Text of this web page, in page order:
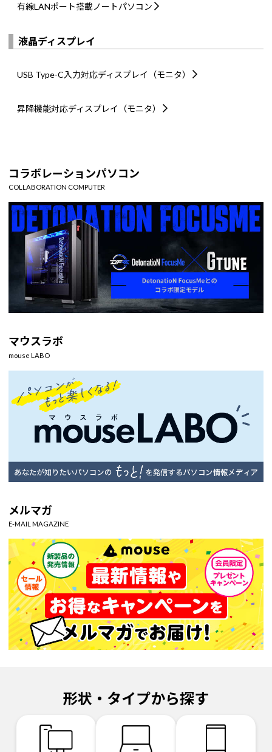
有線LANポート搭載ノートパソコン
液晶ディスプレイ
USB Type-C入力対応ディスプレイ（モニタ）
昇降機能対応ディスプレイ（モニタ）
コラボレーションパソコン
COLLABORATION COMPUTER
マウスラボ
mouse LABO
メルマガ
E-MAIL MAGAZINE
形状・タイプから探す